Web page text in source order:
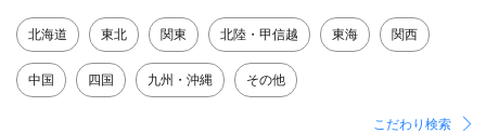
北海道 東北 関東 北陸・甲信越 東海 関西
中国 四国 九州・沖縄 その他
こだわり検索